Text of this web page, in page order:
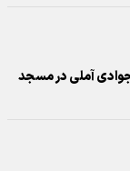
جوادی آملی در مسجد